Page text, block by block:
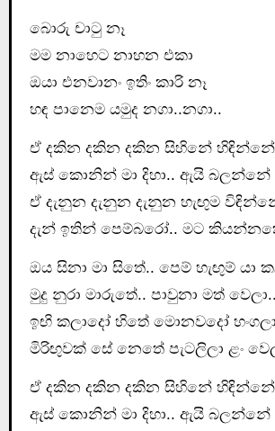
බොරු චාටු නෑ
මම නාහෙට නාහන එකා
ඔයා එනවානං ඉතිං කාරි නෑ
හඳ පානෙම යමුද නගා..නගා..
ඒ දකින දකින දකින සිහිනේ හිඳින්නේ
ඇස් කොනින් මා දිහා.. ඇයි බලන්නේ
ඒ දැනුන දැනුන දැනුන හැඟුම
දැන් ඉතින් පෙම්බරෝ.. මට
ඔය සිනා මා සිතේ.. පෙම් හැඟුම් යා
මුදු නුරා මාරුතේ.. පාවුනා මත් වෙලා..
ඉඟි කලාදෝ හිතේ මොනවදෝ
මිරිඟුවක් සේ නෙතේ පැටලිලා ළං
ඒ දකින දකින දකින සිහිනේ හිඳින්නේ
ඇස් කොනින් මා දිහා.. ඇයි බලන්නේ